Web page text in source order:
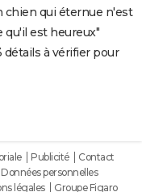
chien qui éternue n'est
qu'il est heureux"
détails à vérifier pour
Publicité
Contact
Données personnelles
légales Groupe Figaro